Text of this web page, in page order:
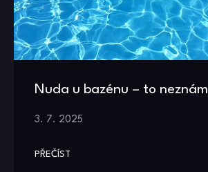
Nuda u bazénu – to neznám
3. 7. 2025
PŘEČÍST